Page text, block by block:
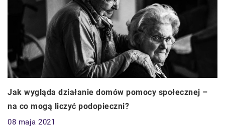
Jak wygląda działanie domów pomocy społecznej –
na co mogą liczyć podopieczni?
08 maja 2021